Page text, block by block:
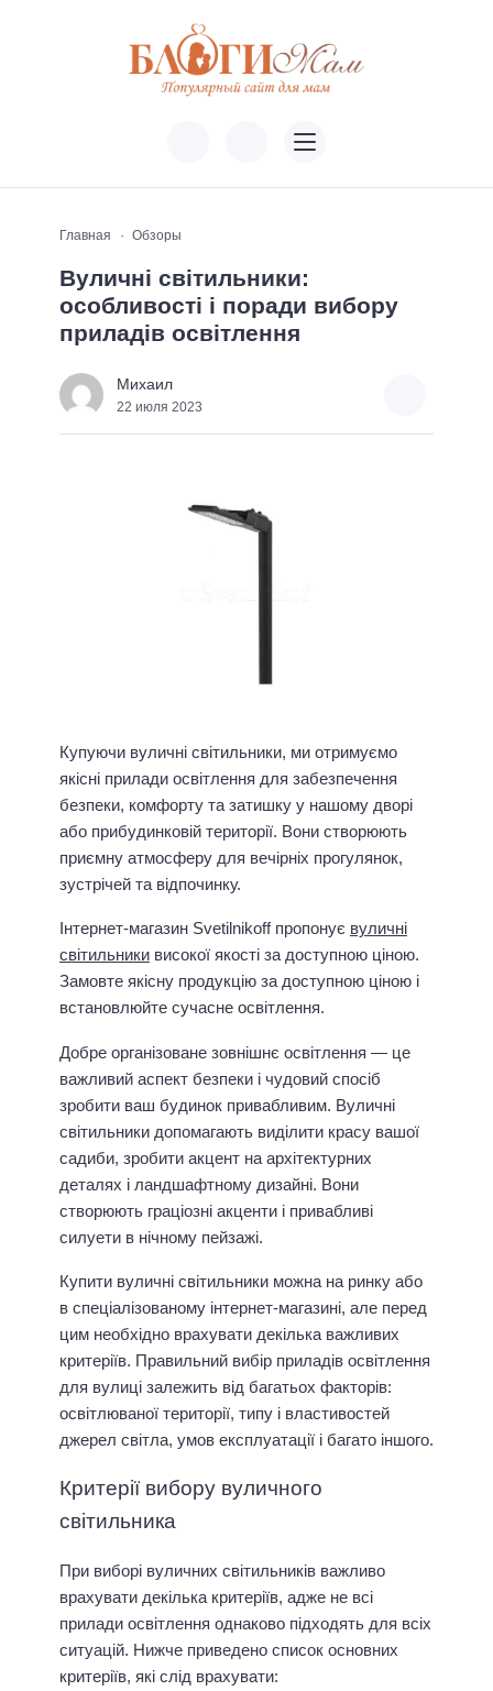
Главная Обзоры
Вуличні світильники:
особливості і поради вибору
приладів освітлення
Михаил
22 июля 2023
Купуючи вуличні світильники, ми отримуємо
якісні прилади освітлення для забезпечення
безпеки, комфорту та затишку у нашому дворі
або прибудинковій території. Вони створюють
приємну атмосферу для вечірніх прогулянок,
зустрічей та відпочинку.
Інтернет-магазин Svetilnikoff пропонує вуличні
світильники високої якості за доступною ціною.
Замовте якісну продукцію за доступною ціною і
встановлюйте сучасне освітлення.
Добре організоване зовнішнє освітлення — це
важливий аспект безпеки і чудовий спосіб
зробити ваш будинок привабливим. Вуличні
світильники допомагають виділити красу вашої
садиби, зробити акцент на архітектурних
деталях і ландшафтному дизайні. Вони
створюють граціозні акценти і привабливі
силуети в нічному пейзажі.
Купити вуличні світильники можна на ринку або
в спеціалізованому інтернет-магазині, але перед
цим необхідно врахувати декілька важливих
критеріїв. Правильний вибір приладів освітлення
для вулиці залежить від багатьох факторів:
освітлюваної території, типу і властивостей
джерел світла, умов експлуатації і багато іншого.
Критерії вибору вуличного
світильника
При виборі вуличних світильників важливо
врахувати декілька критеріїв, адже не всі
прилади освітлення однаково підходять для всіх
ситуацій. Нижче приведено список основних
критеріїв, які слід врахувати: